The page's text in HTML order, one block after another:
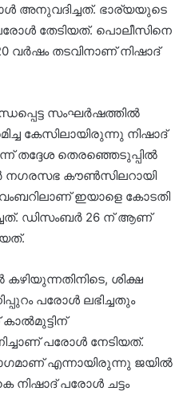
അനുവദിച്ചത്. ഭാര്യയുടെ
തേടിയത്. പൊലീസിനെ
തടവിനാണ് നിഷാദ്
സംഘർഷത്തിൽ
കേസിലായിരുന്നു നിഷാദ്
തദ്ദേശ തെരഞ്ഞെടുപ്പിൽ
നഗരസഭ കൗണ്‍സിലറായി
ഇയാളെ കോടതി
ഡിസംബർ 26 ന് ആണ്
ശിക്ഷ
പരോൾ ലഭിച്ചതും
കാല്‍മുട്ടിന്
പരോൾ നേടിയത്.
എന്നായിരുന്നു ജയില്‍
നിഷാദ് പരോൾ ചട്ടം